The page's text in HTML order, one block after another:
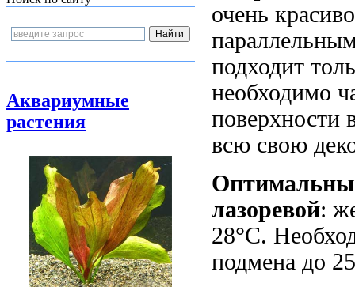
Аквариумные
растения
очень
подходит
необходимо
поверхности
всю свою
лазоревой:
28°С.
подмена до